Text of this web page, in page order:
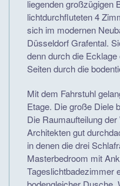
liegenden großzügigen
lichtdurchfluteten 4
sich im modernen
Düsseldorf Grafental.
denn durch die
Seiten durch die
Mit dem Fahrstuhl
Etage. Die große Diele
Die Raumaufteilung
Architekten gut
in denen die drei
Masterbedroom mit
Tageslichtbadezimmer